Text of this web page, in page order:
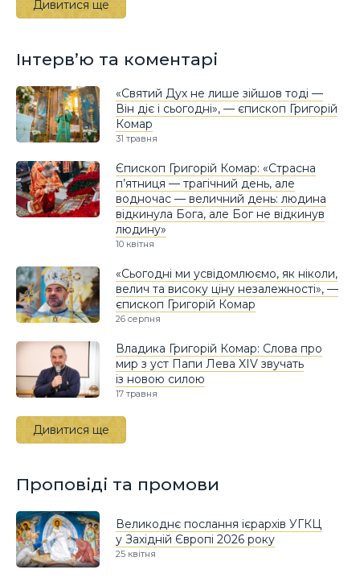
Дивитися ще
Інтерв’ю та коментарі
«Святий Дух не лише зійшов тоді —
Він діє і сьогодні», — єпископ Григорій
Комар
31 травня
Єпископ Григорій Комар: «Страсна
п’ятниця — трагічний день, але
водночас — величний день: людина
відкинула Бога, але Бог не відкинув
людину»
10 квітня
«Сьогодні ми усвідомлюємо, як ніколи,
велич та високу ціну незалежності», —
єпископ Григорій Комар
26 серпня
Владика Григорій Комар: Слова про
мир з уст Папи Лева XIV звучать
із новою силою
17 травня
Дивитися ще
Проповіді та промови
Великоднє послання ієрархів УГКЦ
у Західній Європі 2026 року
25 квітня